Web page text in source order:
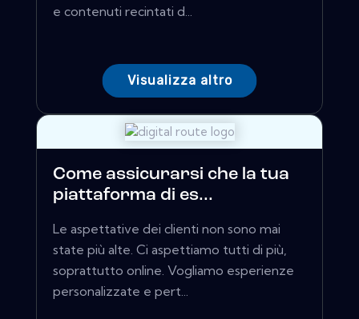
e contenuti recintati d...
Visualizza altro
Come assicurarsi che la tua
piattaforma di es...
Le aspettative dei clienti non sono mai
state più alte. Ci aspettiamo tutti di più,
soprattutto online. Vogliamo esperienze
personalizzate e pert...